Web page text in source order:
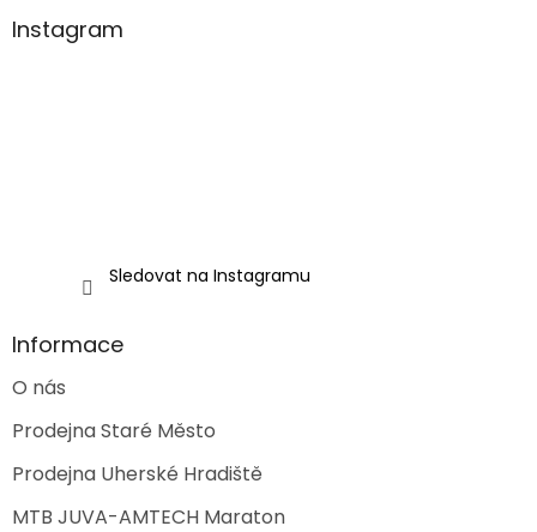
aInstagram
Sledovat na Instagramu
Informace
O nás
Prodejna Staré Město
Prodejna Uherské Hradiště
MTB JUVA-AMTECH Maraton